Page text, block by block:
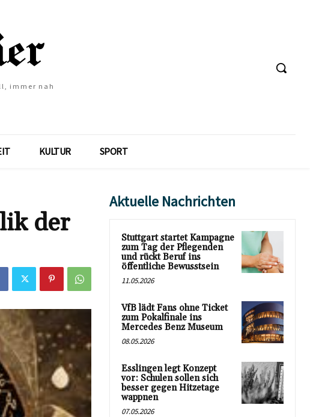
immer nah
KULTUR SPORT
der
Aktuelle Nachrichten
Stuttgart startet Kampagne
zum Tag der Pflegenden
und rückt Beruf ins
öffentliche Bewusstsein
11.05.2026
VfB lädt Fans ohne Ticket
zum Pokalfinale ins
Mercedes Benz Museum
08.05.2026
Esslingen legt Konzept
vor: Schulen sollen sich
besser gegen Hitzetage
wappnen
07.05.2026